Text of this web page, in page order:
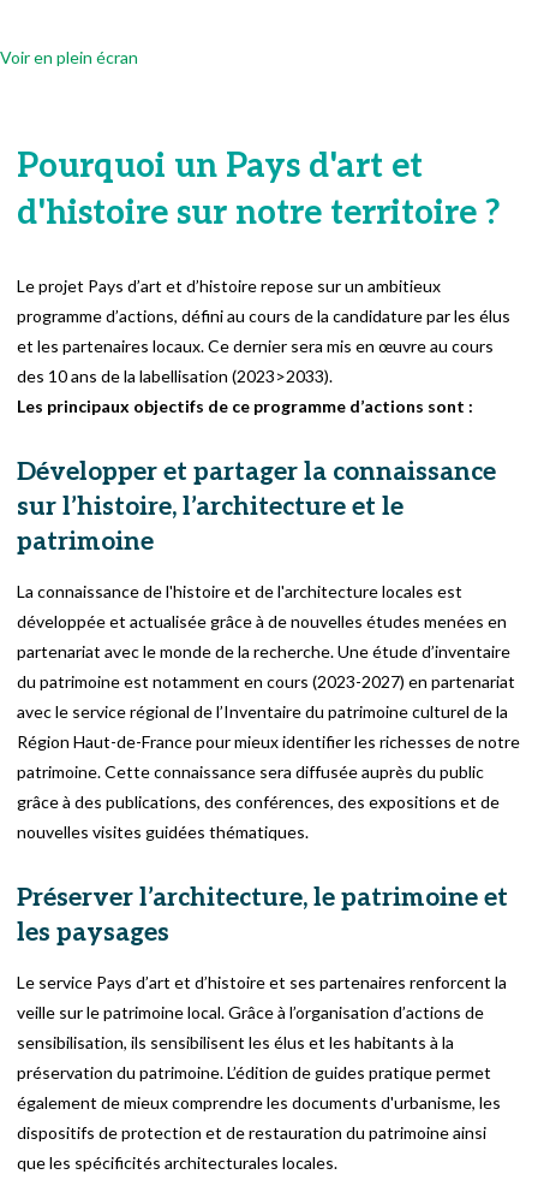
Voir en plein écran
Pourquoi un Pays d'art et
d'histoire sur notre territoire ?
Le projet Pays d’art et d’histoire repose sur un ambitieux
programme d’actions, défini au cours de la candidature par les élus
et les partenaires locaux. Ce dernier sera mis en œuvre au cours
des 10 ans de la labellisation (2023>2033).
Les principaux objectifs de ce programme d’actions sont :
Développer et partager la connaissance
sur l’histoire, l’architecture et le
patrimoine
La connaissance de l'histoire et de l'architecture locales est
développée et actualisée grâce à de nouvelles études menées en
partenariat avec le monde de la recherche. Une étude d’inventaire
du patrimoine est notamment en cours (2023-2027) en partenariat
avec le service régional de l’Inventaire du patrimoine culturel de la
Région Haut-de-France pour mieux identifier les richesses de notre
patrimoine. Cette connaissance sera diffusée auprès du public
grâce à des publications, des conférences, des expositions et de
nouvelles visites guidées thématiques.
Préserver l’architecture, le patrimoine et
les paysages
Le service Pays d’art et d’histoire et ses partenaires renforcent la
veille sur le patrimoine local. Grâce à l’organisation d’actions de
sensibilisation, ils sensibilisent les élus et les habitants à la
préservation du patrimoine. L’édition de guides pratique permet
également de mieux comprendre les documents d'urbanisme, les
dispositifs de protection et de restauration du patrimoine ainsi
que les spécificités architecturales locales.